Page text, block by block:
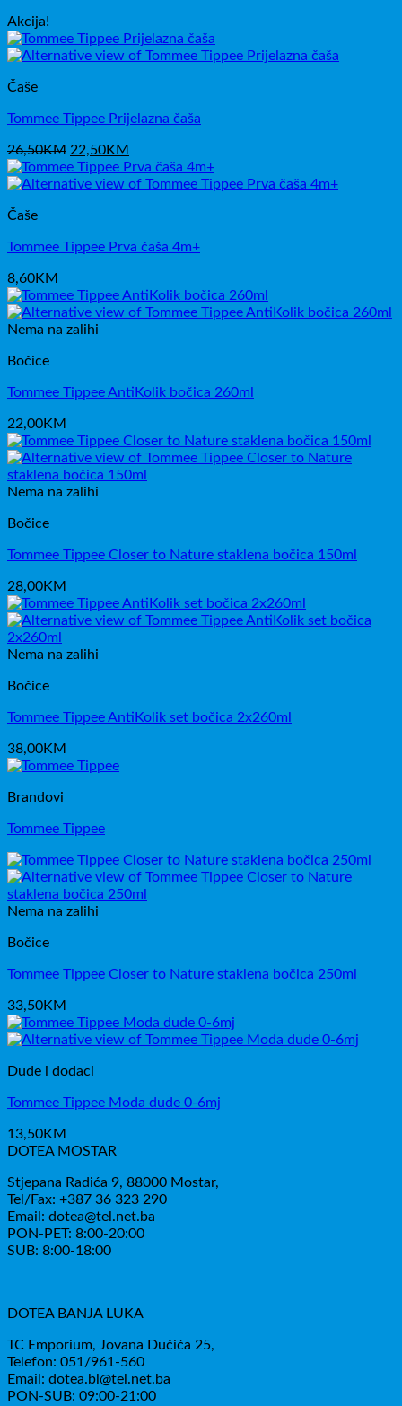
Akcija!
Čaše
Tommee Tippee Prijelazna čaša
26,50KM Izvorna
cijena
bila
22,50KM
cijena
je:
Čaše
Tommee Tippee Prva čaša 4m+
8,60KM
Nema na zalihi
Bočice
Tommee Tippee AntiKolik bočica 260ml
22,00KM
Nema na zalihi
Bočice
Tommee Tippee Closer to Nature staklena bočica 150ml
28,00KM
Nema na zalihi
Bočice
Tommee Tippee AntiKolik set bočica 2x260ml
38,00KM
Brandovi
Tommee Tippee
Nema na zalihi
Bočice
Tommee Tippee Closer to Nature staklena bočica 250ml
33,50KM
Dude i dodaci
Tommee Tippee Moda dude 0-6mj
13,50KM
DOTEA MOSTAR
Stjepana Radića 9, 88000 Mostar,
Tel/Fax: +387 36 323 290
Email: dotea@tel.net.ba
PON-PET: 8:00-20:00
SUB: 8:00-18:00
DOTEA BANJA LUKA
TC Emporium, Jovana Dučića 25,
Telefon: 051/961-560
Email: dotea.bl@tel.net.ba
PON-SUB: 09:00-21:00